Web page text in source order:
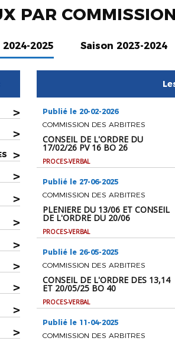
PAR
2025 Saison 2023-2024
>
>
>
>
>
>
>
>
>
>
>
Publié le 20-02-2026
COMMISSION DES ARBITRES
CONSEIL DE L'ORDRE DU
17/02/26 PV 16 BO 26
PROCES-VERBAL
Publié le 27-06-2025
COMMISSION DES ARBITRES
PLENIERE DU 13/06 ET CONSEIL
DE L'ORDRE DU 20/06
PROCES-VERBAL
Publié le 26-05-2025
COMMISSION DES ARBITRES
CONSEIL DE L'ORDRE DES 13,14
ET 20/05/25 BO 40
PROCES-VERBAL
Publié le 11-04-2025
COMMISSION DES ARBITRES